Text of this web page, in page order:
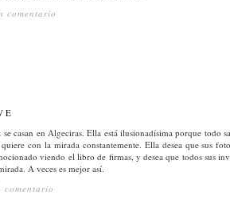
comentario
comentario
casan en Algeciras. Ella está ilusionadísima porque todo
con la mirada constantemente. Ella desea que sus
viendo el libro de firmas, y desea que todos sus
A veces es mejor así.
comentario
comentario